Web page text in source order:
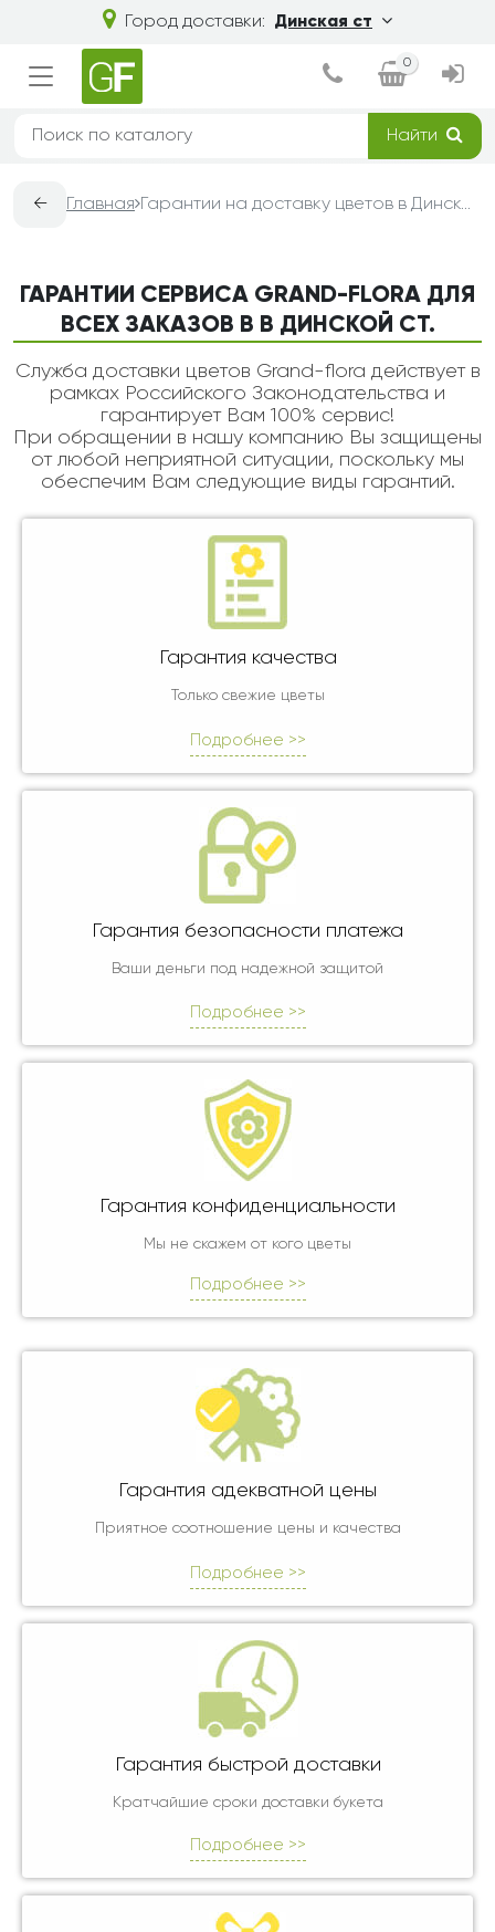
Город доставки: Динская ст
0
Найти
← Главная Гарантии на доставку цветов в Динской ст. — Grand-Flora
ГАРАНТИИ СЕРВИСА GRAND-FLORA ДЛЯ
ВСЕХ ЗАКАЗОВ В В ДИНСКОЙ СТ.
Служба доставки цветов Grand-flora действует в
рамках Российского Законодательства и
гарантирует Вам 100% сервис!
При обращении в нашу компанию Вы защищены
от любой неприятной ситуации, поскольку мы
обеспечим Вам следующие виды гарантий.
Гарантия качества
Только свежие цветы
Подробнее >>
Гарантия безопасности платежа
Ваши деньги под надежной защитой
Подробнее >>
Гарантия конфиденциальности
Мы не скажем от кого цветы
Подробнее >>
Гарантия адекватной цены
Приятное соотношение цены и качества
Подробнее >>
Гарантия быстрой доставки
Кратчайшие сроки доставки букета
Подробнее >>